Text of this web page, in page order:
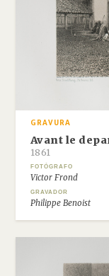
GRAVURA
Avant le
1861
FOTÓGRAFO
Victor Frond
GRAVADOR
Philippe Benoist